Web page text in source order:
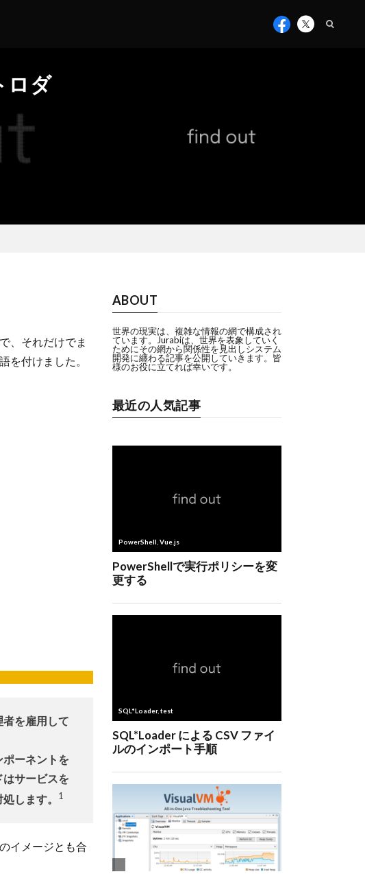
ロダ
、それだけでま
を付けました。
を雇用して
ーネントを
サービスを
します。
1
イメージとも合
ABOUT
世界の現実は、複雑な情報の網で構成され
ています。Jurabiは、世界を表象していく
ためにその網から関係性を見出しシステム
開発に纏わる記事を公開していきます。皆
様のお役に立てれば幸いです。
最近の人気記事